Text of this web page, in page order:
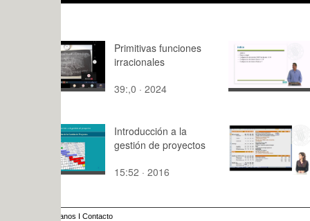
Primitivas funciones
irracionales
39:,0 · 2024
servidor
Ubuntu
código
7:12 · 2011
Introducción a la
gestión de proyectos
15:52 · 2016
Ejemplo
ratios con
5:04 · 2010